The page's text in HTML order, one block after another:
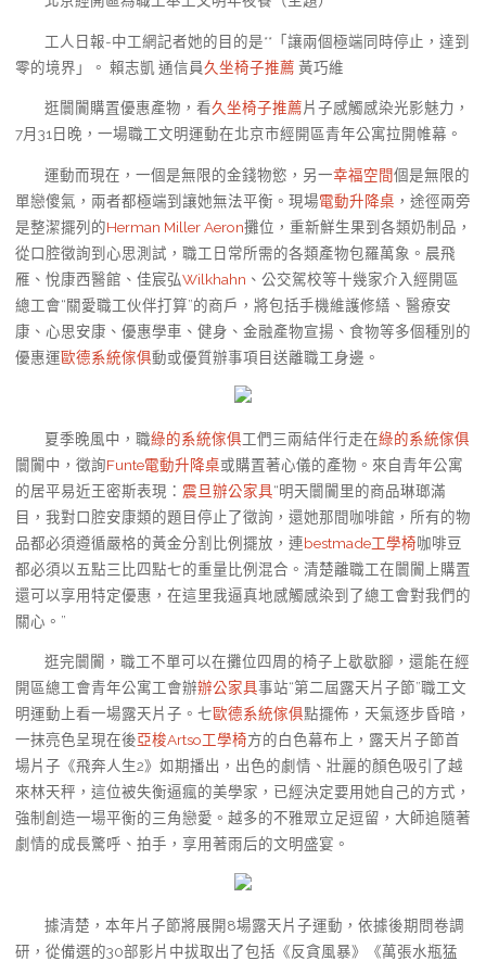
工人日報-中工網記者她的目的是**「讓兩個極端同時停止，達到
零的境界」。 賴志凱 通信員久坐椅子推薦 黃巧維
逛闤闠購置優惠產物，看久坐椅子推薦片子感觸感染光影魅力，
7月31日晚，一場職工文明運動在北京市經開區青年公寓拉開帷幕。
運動而現在，一個是無限的金錢物慾，另一幸福空間個是無限的
單戀傻氣，兩者都極端到讓她無法平衡。現場電動升降桌 ，途徑兩旁
是整潔擺列的Herman Miller Aeron攤位，重新鮮生果到各類奶制品，
從口腔徵詢到心思測試，職工日常所需的各類產物包羅萬象。晨飛
雁、悅康西醫館、佳宸弘Wilkhahn 、公交駕校等十幾家介入經開區
總工會“關愛職工伙伴打算”的商戶，將包括手機維護修繕、醫療安
康、心思安康、優惠學車、健身、金融產物宣揚、食物等多個種別的
優惠運歐德系統傢俱動或優質辦事項目送離職工身邊。
夏季晚風中，職綠的系統傢俱工們三兩結伴行走在綠的系統傢俱
闤闠中，徵詢Funte電動升降桌或購置著心儀的產物。來自青年公寓
的居平易近王密斯表現： 震旦辦公家具“明天闤闠里的商品琳瑯滿
目，我對口腔安康類的題目停止了徵詢，還她那間咖啡館，所有的物
品都必須遵循嚴格的黃金分割比例擺放，連bestmade工學椅咖啡豆
都必須以五點三比四點七的重量比例混合。清楚離職工在闤闠上購置
還可以享用特定優惠，在這里我逼真地感觸感染到了總工會對我們的
關心。”
逛完闤闠，職工不單可以在攤位四周的椅子上歇歇腳，還能在經
開區總工會青年公寓工會辦辦公家具事站“第二屆露天片子節”職工文
明運動上看一場露天片子。七歐德系統傢俱點擺佈，天氣逐步昏暗，
一抹亮色呈現在後亞梭Artso工學椅方的白色幕布上，露天片子節首
場片子《飛奔人生2》如期播出，出色的劇情、壯麗的顏色吸引了越
來林天秤，這位被失衡逼瘋的美學家，已經決定要用她自己的方式，
強制創造一場平衡的三角戀愛。越多的不雅眾立足逗留，大師追隨著
劇情的成長驚呼、拍手，享用著雨后的文明盛宴。
據清楚，本年片子節將展開8場露天片子運動，依據後期問卷調
研，從備選的30部影片中拔取出了包括《反貪風暴》《萬張水瓶猛